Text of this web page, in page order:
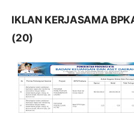
IKLAN KERJASAMA
(20)